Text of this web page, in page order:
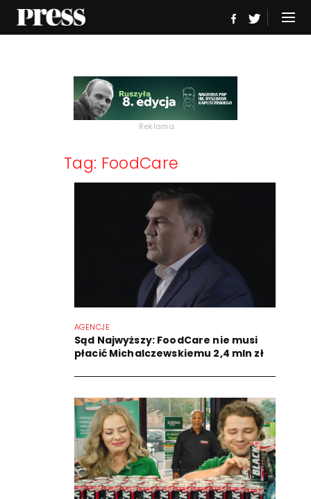
Reklama
Tag: FoodCare
AGENCJE
Sąd Najwyższy: FoodCare nie musi
płacić Michalczewskiemu 2,4 mln zł